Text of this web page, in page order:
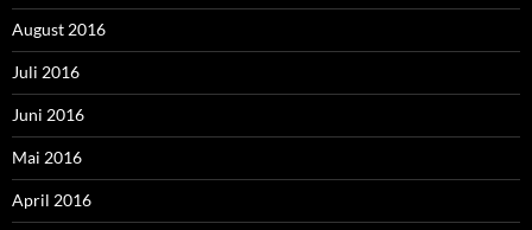
August 2016
Juli 2016
Juni 2016
Mai 2016
April 2016